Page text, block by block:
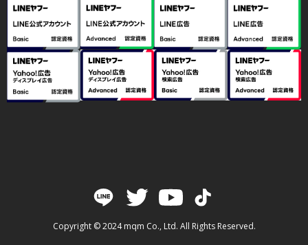
Copyright © 2024 mqm Co., Ltd. All Rights Reserved.